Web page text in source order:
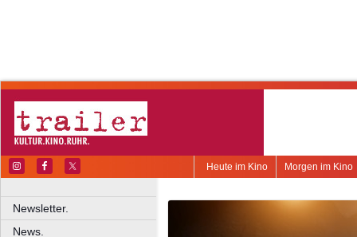
Morgen im Kino
Heute im Kino
Newsletter.
News.